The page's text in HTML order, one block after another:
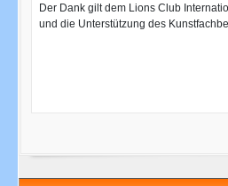
Der Dank gilt dem Lions Club
und die Unterstützung des
J.